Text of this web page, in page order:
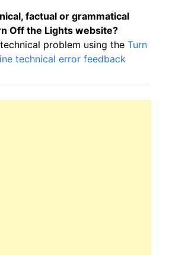
factual or grammatical
Off the Lights website?
problem using the Turn
technical error feedback